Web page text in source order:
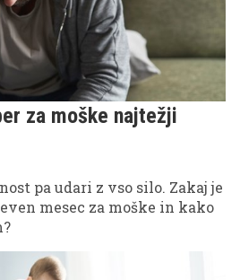
za moške najtežji
pa udari z vso silo. Zakaj je
mesec za moške in kako